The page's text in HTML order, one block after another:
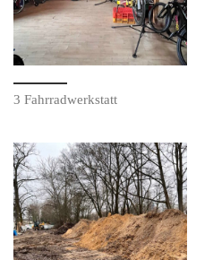
3 Fahrradwerkstatt